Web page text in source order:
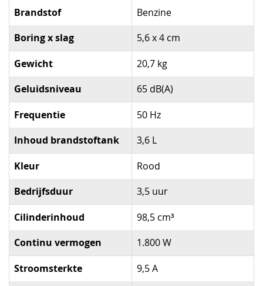
Brandstof Benzine
Boring x slag 5,6 x 4 cm
Gewicht 20,7 kg
Geluidsniveau 65 dB(A)
Frequentie 50 Hz
Inhoud brandstoftank 3,6 L
Kleur Rood
Bedrijfsduur 3,5 uur
Cilinderinhoud 98,5 cm³
Continu vermogen 1.800 W
Stroomsterkte 9,5 A